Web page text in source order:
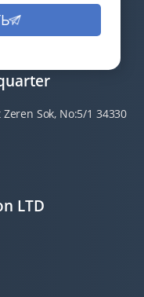
Sok, No:5/1 34330
LTD